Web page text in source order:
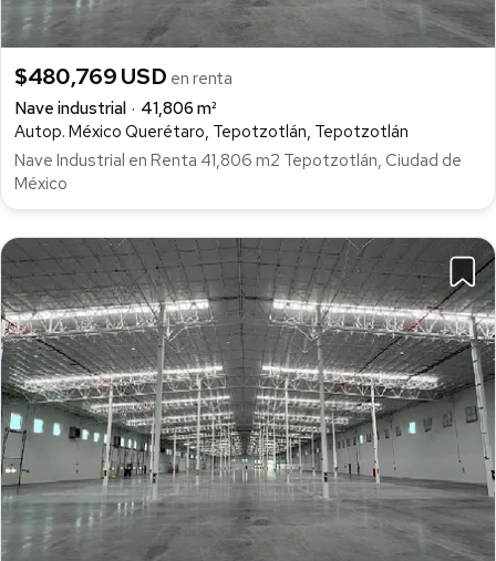
$480,769 USD en renta
Nave industrial
41,806 m²
Autop. México Querétaro, Tepotzotlán, Tepotzotlán
Nave Industrial en Renta 41,806 m2 Tepotzotlán, Ciudad de
México